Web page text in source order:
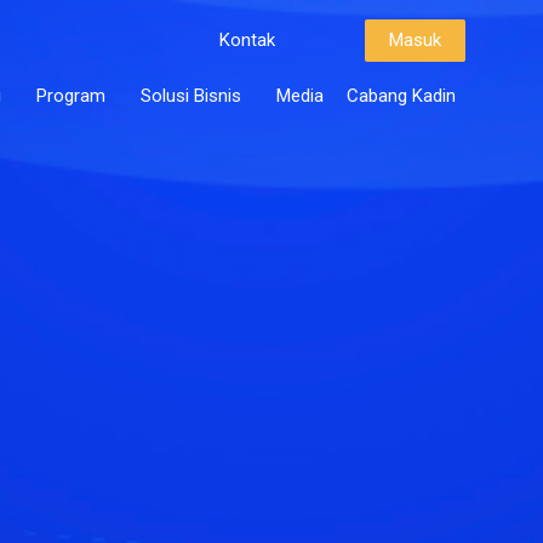
Kontak Masuk
Program Solusi Bisnis Media Cabang Kadin